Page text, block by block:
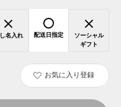
名入れ 配送日指定
ソーシャル
ギフト
お気に入り登録